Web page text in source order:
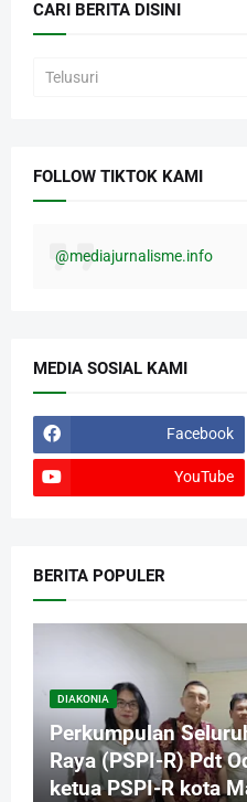
CARI BERITA DISINI
FOLLOW TIKTOK KAMI
@mediajurnalisme.info
MEDIA SOSIAL KAMI
Facebook
YouTube
BERITA POPULER
DIAKONIA
Perkumpulan
Raya (PSPI-R) Pdt
ketua PSPI-R kota